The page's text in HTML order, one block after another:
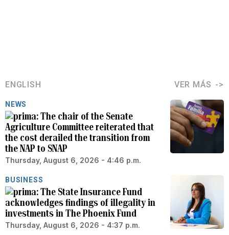
ENGLISH VER MÁS
NEWS
The chair of the Senate
Agriculture Committee reiterated that
the cost derailed the transition from
the NAP to SNAP
Thursday, August 6, 2026 - 4:46 p.m.
BUSINESS
The State Insurance Fund
acknowledges findings of illegality in
investments in The Phoenix Fund
Thursday, August 6, 2026 - 4:37 p.m.